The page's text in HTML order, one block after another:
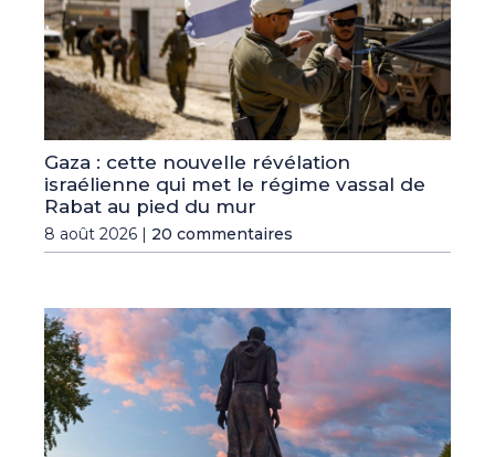
Gaza : cette nouvelle révélation
israélienne qui met le régime vassal de
Rabat au pied du mur
8 août 2026 | 20 commentaires